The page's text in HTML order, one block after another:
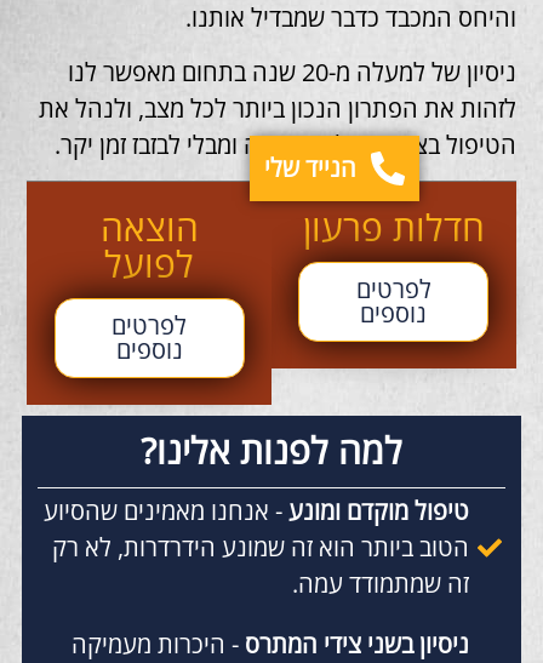
והיחס המכבד כדבר שמבדיל אותנו.
ניסיון של למעלה מ-20 שנה בתחום מאפשר לנו
לזהות את הפתרון הנכון ביותר לכל מצב, ולנהל את
הטיפול בצורה יעילה, מהירה ומבלי לבזבז זמן יקר.
חדלות פרעון
לפרטים
נוספים
הוצאה
לפועל
לפרטים
נוספים
למה לפנות אלינו?
טיפול מוקדם ומונע- אנחנו מאמינים שהסיוע
הטוב ביותר הוא זה שמונע הידרדרות, לא רק
זה שמתמודד עמה.
ניסיון בשני צידי המתרס - היכרות מעמיקה
הנייד שלי